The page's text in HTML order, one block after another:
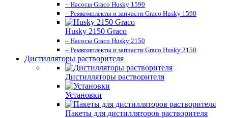
– Насосы Graco Husky 1590
– Ремкомплекты и запчасти Graco Husky 1590
Husky 2150 Graco
– Насосы Graco Husky 2150
– Ремкомплекты и запчасти Graco Husky 2150
Дистилляторы растворителя
Дистилляторы растворителя
Установки
Пакеты для дистилляторов растворителя